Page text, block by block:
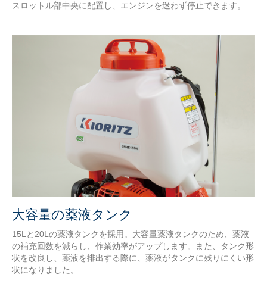
スロットル部中央に配置し、エンジンを迷わず停止できます。
大容量の薬液タンク
15Lと20Lの薬液タンクを採用。大容量薬液タンクのため、薬液
の補充回数を減らし、作業効率がアップします。また、タンク形
状を改良し、薬液を排出する際に、薬液がタンクに残りにくい形
状になりました。